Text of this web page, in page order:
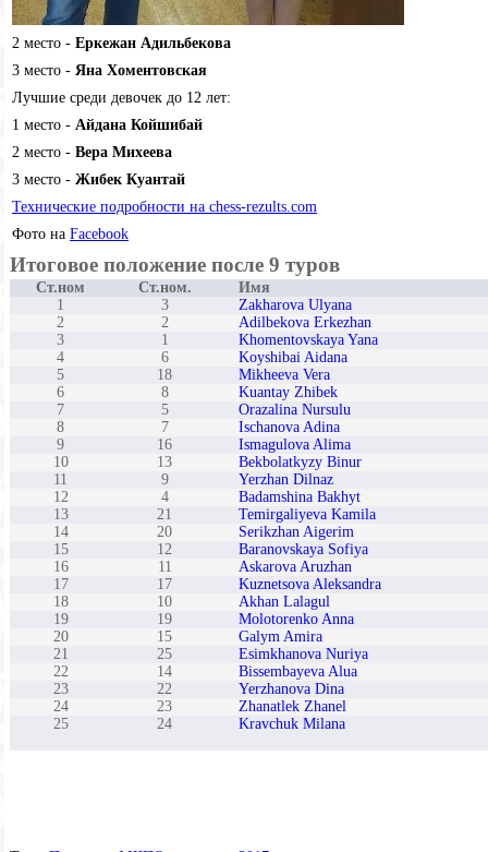
2 место - Еркежан Адильбекова
3 место - Яна Хоментовская
Лучшие среди девочек до 12 лет:
1 место - Айдана Койшибай
2 место - Вера Михеева
3 место - Жибек Куантай
Технические подробности на chess-rezults.com
Фото на Facebook
Итоговое положение после 9 туров
Ст.ном Ст.ном.
Имя
1
3
Zakharova Ulyana
2
2
Adilbekova Erkezhan
3
1
Khomentovskaya Yana
4
6
Koyshibai Aidana
5
18
Mikheeva Vera
6
8
Kuantay Zhibek
7
5
Orazalina Nursulu
8
7
Ischanova Adina
9
16
Ismagulova Alima
10
13
Bekbolatkyzy Binur
11
9
Yerzhan Dilnaz
12
4
Badamshina Bakhyt
13
21
Temirgaliyeva Kamila
14
20
Serikzhan Aigerim
15
12
Baranovskaya Sofiya
16
11
Askarova Aruzhan
17
17
Kuznetsova Aleksandra
18
10
Akhan Lalagul
19
19
Molotorenko Anna
20
15
Galym Amira
21
25
Esimkhanova Nuriya
22
14
Bissembayeva Alua
23
22
Yerzhanova Dina
24
23
Zhanatlek Zhanel
25
24 Kravchuk Milana